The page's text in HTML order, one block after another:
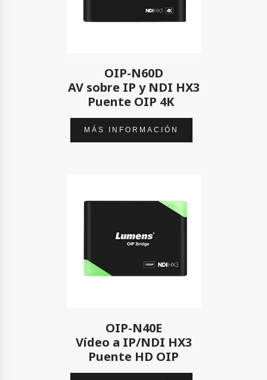
OIP-N60D
AV sobre IP y NDI HX3
Puente OIP 4K
MÁS INFORMACIÓN
OIP-N40E
Vídeo a IP/NDI HX3
Puente HD OIP